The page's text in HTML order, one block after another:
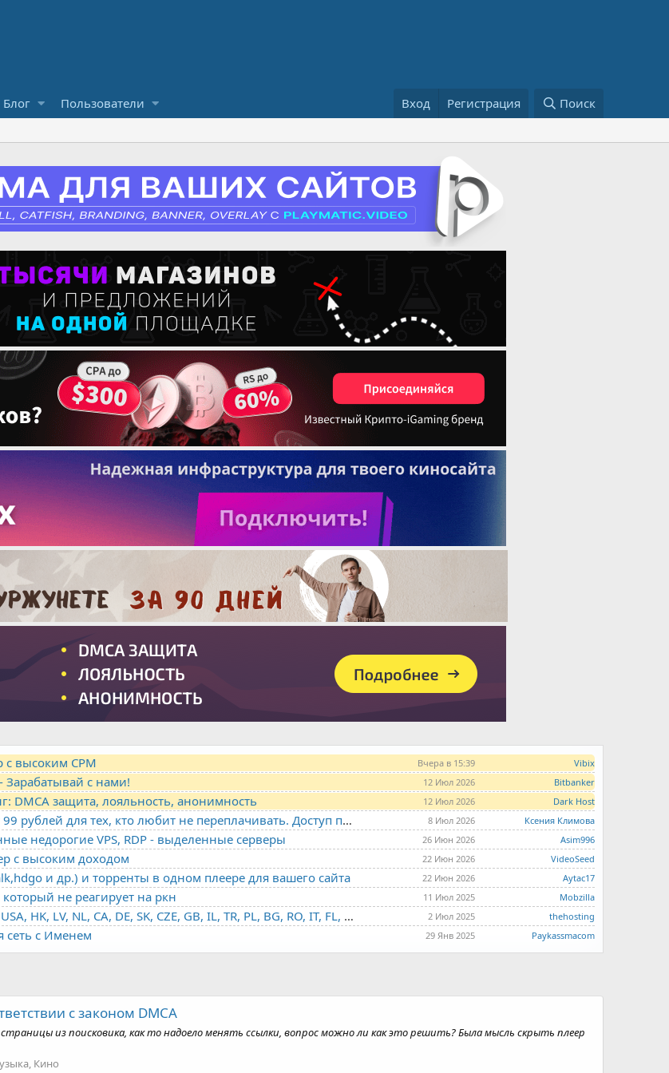
Блог Пользователи Вход Регистрация Поиск
высоким CPM Вчера в 15:39 Vibix
Зарабатывай с нами! 12 Июл 2026 Bitbanker
DMCA защита, лояльность, анонимность 12 Июл 2026
Dark Host
LITE.HOST - хостинг и серверы от 99 рублей для тех, кто любит не переплачивать. Доступ по SSH, поддержка PHP, GIT, COMPOSER, сертификаты Let's Encrypt 8 Июл 2026
Ксения Климова
недорогие VPS, RDP - выделенные серверы 26 Июн 2026
Asim996
с высоким доходом 22 Июн 2026
VideoSeed
и др.) и торренты в одном плеере для вашего сайта 22 Июн 2026
Aytac17
не реагирует на ркн 11 Июл 2025
Mobzilla
THE.HOSTING - VPS/VDS - MD, UA, USA, HK, LV, NL, CA, DE, SK, CZE, GB, IL, TR, PL, BG, RO, IT, FL, HU, PT. 2 Июл 2025
thehosting
сеть с Именем 29 Янв 2025 Paykassmacom
с законом DMCA
из поисковика, как то надоело менять ссылки, вопрос можно ли как это решить? Была мысль скрыть плеер
Кино